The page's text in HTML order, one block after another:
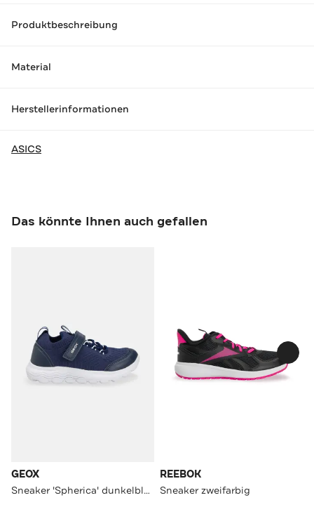
Produktbeschreibung
Material
Herstellerinformationen
ASICS
Das könnte Ihnen auch gefallen
GEOX
Sneaker 'Spherica' dunkelblau
REEBOK
Sneaker zweifarbig